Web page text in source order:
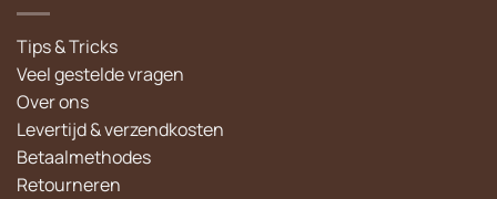
Tips & Tricks
Veel gestelde vragen
Over ons
Levertijd & verzendkosten
Betaalmethodes
Retourneren